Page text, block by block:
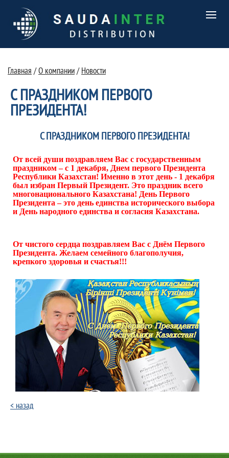
Главная /О компании / Новости
С ПРАЗДНИКОМ ПЕРВОГО
ПРЕЗИДЕНТА!
С ПРАЗДНИКОМ ПЕРВОГО ПРЕЗИДЕНТА!
От всей души поздравляем Вас с государственным
праздником – с 1 декабря, Днем первого Президента
Республики Казахстан! Именно в этот день - 1 декабря
был избран Первый Президент. Это праздник всего
многонационального Казахстана! День Первого
Президента – это день единства исторического выбора
и День народного единства и согласия Казахстана.
От чистого сердца поздравляем Вас с Днём Первого
Президента. Желаем семейного благополучия,
крепкого здоровья и счастья!!!
< назад